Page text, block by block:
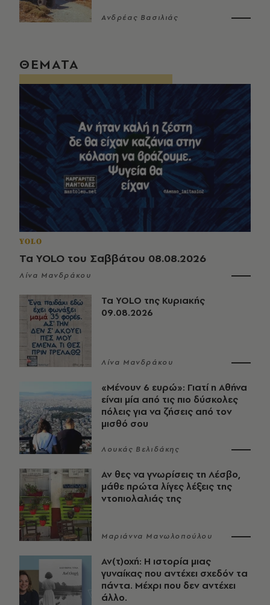
Ανδρέας Βασιλιάς
ΘΕΜΑΤΑ
YOLO
Τα YOLO του Σαββάτου 08.08.2026
Λίνα Μανδράκου
Τα YOLO της Κυριακής
09.08.2026
Λίνα Μανδράκου
«Μένουν 6 ευρώ»: Γιατί η Αθήνα
είναι μία από τις πιο δύσκολες
πόλεις για να ζήσεις από τον
μισθό σου
Λουκάς Βελιδάκης
Αν θες να γνωρίσεις τη Λέσβο,
μάθε πρώτα λίγες λέξεις της
ντοπιολαλιάς της
Μαριάννα Μανωλοπούλου
Αν(τ)οχή: Η ιστορία μιας
γυναίκας που αντέχει σχεδόν τα
πάντα. Μέχρι που δεν αντέχει
άλλο.